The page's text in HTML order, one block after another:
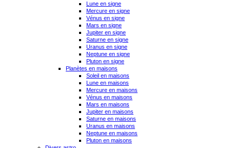
Lune en signe
Mercure en signe
Vénus en signe
Mars en signe
Jupiter en signe
Saturne en signe
Uranus en signe
Neptune en signe
Pluton en signe
Planètes en maisons
Soleil en maisons
Lune en maisons
Mercure en maisons
Vénus en maisons
Mars en maisons
Jupiter en maisons
Saturne en maisons
Uranus en maisons
Neptune en maisons
Pluton en maisons